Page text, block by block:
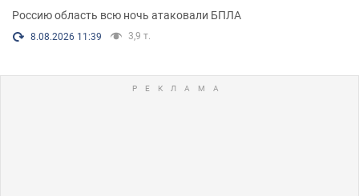
Россию область всю ночь атаковали БПЛА
8.08.2026 11:39 3,9 т.